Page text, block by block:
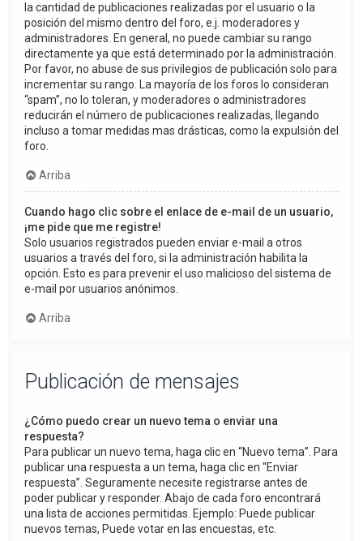
la cantidad de publicaciones realizadas por el usuario o la
posición del mismo dentro del foro, e.j. moderadores y
administradores. En general, no puede cambiar su rango
directamente ya que está determinado por la administración.
Por favor, no abuse de sus privilegios de publicación solo para
incrementar su rango. La mayoría de los foros lo consideran
“spam”, no lo toleran, y moderadores o administradores
reducirán el número de publicaciones realizadas, llegando
incluso a tomar medidas mas drásticas, como la expulsión del
foro.
Arriba
Cuando hago clic sobre el enlace de e-mail de un usuario,
¡me pide que me registre!
Solo usuarios registrados pueden enviar e-mail a otros
usuarios a través del foro, si la administración habilita la
opción. Esto es para prevenir el uso malicioso del sistema de
e-mail por usuarios anónimos.
Arriba
Publicación de mensajes
¿Cómo puedo crear un nuevo tema o enviar una
respuesta?
Para publicar un nuevo tema, haga clic en “Nuevo tema”. Para
publicar una respuesta a un tema, haga clic en “Enviar
respuesta”. Seguramente necesite registrarse antes de
poder publicar y responder. Abajo de cada foro encontrará
una lista de acciones permitidas. Ejemplo: Puede publicar
nuevos temas, Puede votar en las encuestas, etc.